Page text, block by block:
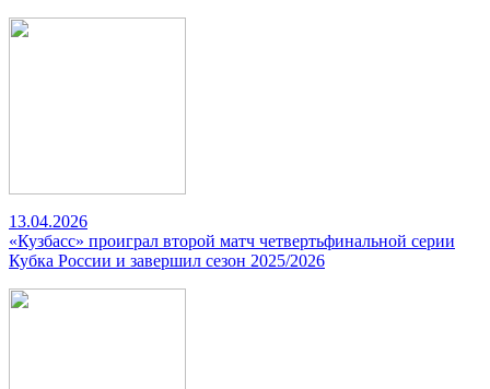
13.04.2026
«Кузбасс» проиграл второй матч четвертьфинальной серии
Кубка России и завершил сезон 2025/2026